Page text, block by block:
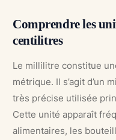
Comprendre les
centilitres
Le millilitre constitue
métrique. Il s’agit d’un
très précise utilisée
Cette unité apparaît
alimentaires, les